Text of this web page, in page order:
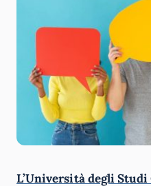
L’Università degli